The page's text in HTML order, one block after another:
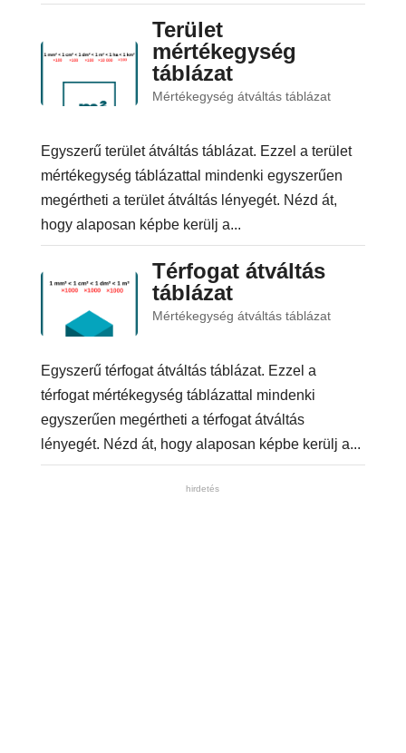
Terület
mértékegység
táblázat
Mértékegység átváltás táblázat
Egyszerű terület átváltás táblázat. Ezzel a terület
mértékegység táblázattal mindenki egyszerűen
megértheti a terület átváltás lényegét. Nézd át,
hogy alaposan képbe kerülj a...
Térfogat átváltás
táblázat
Mértékegység átváltás táblázat
Egyszerű térfogat átváltás táblázat. Ezzel a
térfogat mértékegység táblázattal mindenki
egyszerűen megértheti a térfogat átváltás
lényegét. Nézd át, hogy alaposan képbe kerülj a...
hirdetés